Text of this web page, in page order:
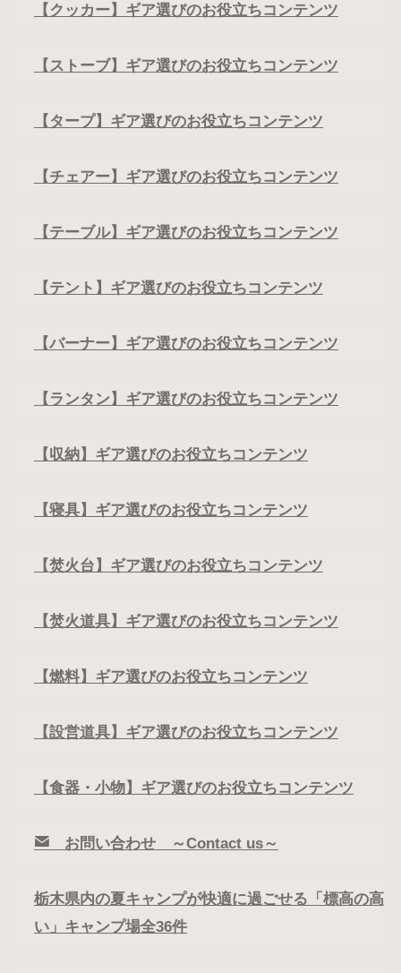
【クッカー】ギア選びのお役立ちコンテンツ
【ストーブ】ギア選びのお役立ちコンテンツ
【タープ】ギア選びのお役立ちコンテンツ
【チェアー】ギア選びのお役立ちコンテンツ
【テーブル】ギア選びのお役立ちコンテンツ
【テント】ギア選びのお役立ちコンテンツ
【バーナー】ギア選びのお役立ちコンテンツ
【ランタン】ギア選びのお役立ちコンテンツ
【収納】ギア選びのお役立ちコンテンツ
【寝具】ギア選びのお役立ちコンテンツ
【焚火台】ギア選びのお役立ちコンテンツ
【焚火道具】ギア選びのお役立ちコンテンツ
【燃料】ギア選びのお役立ちコンテンツ
【設営道具】ギア選びのお役立ちコンテンツ
【食器・小物】ギア選びのお役立ちコンテンツ
お問い合わせ ～Contact us～
栃木県内の夏キャンプが快適に過ごせる「標高の高
い」キャンプ場全36件